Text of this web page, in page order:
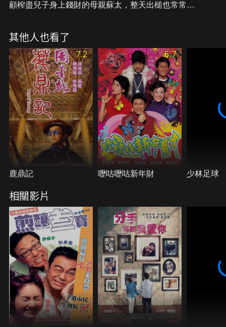
顧榨盡兒子身上錢財的母親蘇太，整天出槌也常常連
超能力，能將所有不喜歡的人從生命中刪除，換成喜
歡自己、崇拜自己和服從自己的人...
其他人也看了
7.2
鹿鼎記
6.7
嚦咕嚦咕新年財 少林足球
相關影片